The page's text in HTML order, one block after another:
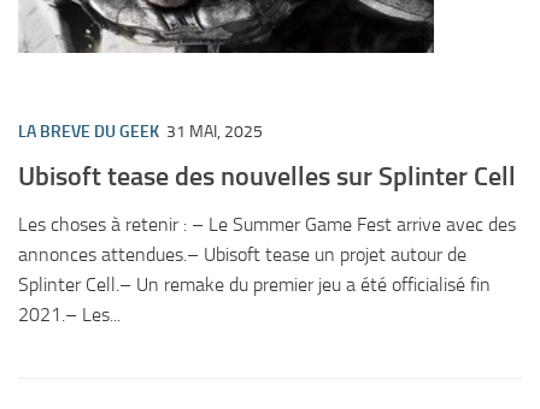
LA BREVE DU GEEK 31 MAI, 2025
Ubisoft tease des nouvelles sur Splinter Cell
Les choses à retenir : – Le Summer Game Fest arrive avec des
annonces attendues.– Ubisoft tease un projet autour de
Splinter Cell.– Un remake du premier jeu a été officialisé fin
2021.– Les...